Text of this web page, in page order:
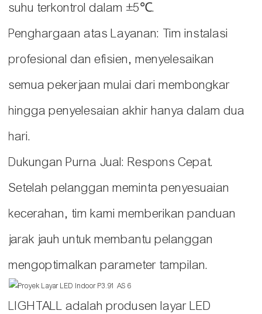
suhu terkontrol dalam ±5℃.
Penghargaan atas Layanan: Tim instalasi
profesional dan efisien, menyelesaikan
semua pekerjaan mulai dari membongkar
hingga penyelesaian akhir hanya dalam dua
hari.
Dukungan Purna Jual: Respons Cepat.
Setelah pelanggan meminta penyesuaian
kecerahan, tim kami memberikan panduan
jarak jauh untuk membantu pelanggan
mengoptimalkan parameter tampilan.
LIGHTALL adalah produsen layar LED